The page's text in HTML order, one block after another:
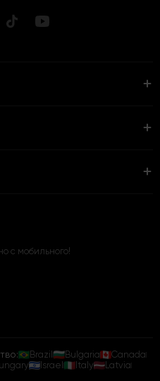
с мобильного!
Brazil Bulgaria
Canada
Israel Italy
Latvia